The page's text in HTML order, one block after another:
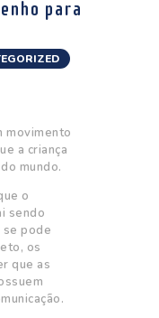
para
movimento
a criança
mundo.
o
sendo
pode
os
que as